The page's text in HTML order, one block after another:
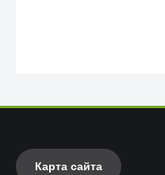
Карта сайта